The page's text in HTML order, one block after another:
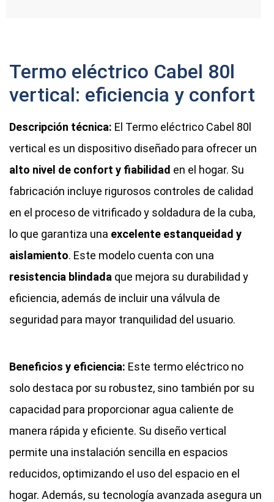
Termo eléctrico Cabel 80l
vertical: eficiencia y confort
Descripción técnica: El Termo eléctrico Cabel 80l
vertical es un dispositivo diseñado para ofrecer un
alto nivel de confort y fiabilidad en el hogar. Su
fabricación incluye rigurosos controles de calidad
en el proceso de vitrificado y soldadura de la cuba,
lo que garantiza una excelente estanqueidad y
aislamiento. Este modelo cuenta con una
resistencia blindada que mejora su durabilidad y
eficiencia, además de incluir una válvula de
seguridad para mayor tranquilidad del usuario.
Beneficios y eficiencia: Este termo eléctrico no
solo destaca por su robustez, sino también por su
capacidad para proporcionar agua caliente de
manera rápida y eficiente. Su diseño vertical
permite una instalación sencilla en espacios
reducidos, optimizando el uso del espacio en el
hogar. Además, su tecnología avanzada asegura un